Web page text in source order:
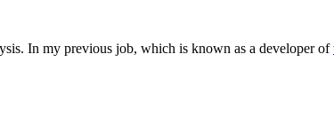
二冊
壇しました
ピングすると便利
In my previous job, which is known as a developer of